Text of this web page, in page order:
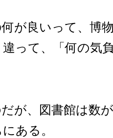
が良いって、博
って、「何の気
が、図書館は数
ある。